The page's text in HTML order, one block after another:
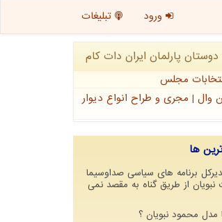
ورود تبلیغات
پارلمان ایران دات كام
مجلس
وال | مجری و طراح انواع دیوار
ها
برنامه های سیاسی صداوسیما
نبویان از طریق گناه به مقصد نمی
مدل محمود نبویان ؟